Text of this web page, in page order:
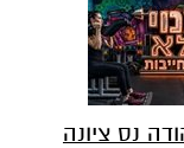
נס ציונה